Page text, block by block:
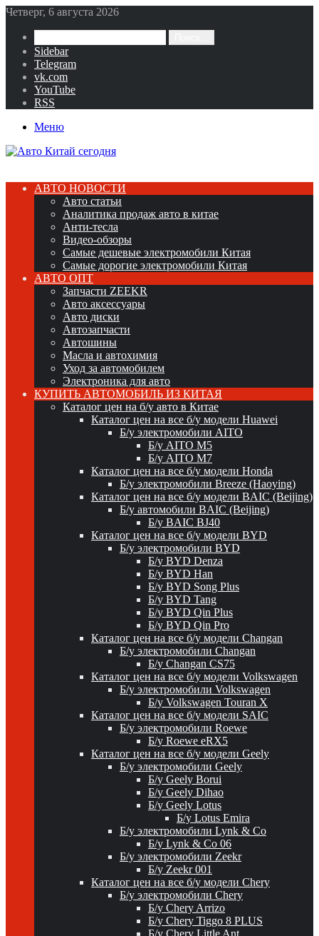
Четверг, 6 августа 2026
Sidebar
Telegram
vk.com
YouTube
RSS
Меню
АВТО НОВОСТИ
Авто статьи
Аналитика продаж авто в китае
Анти-тесла
Видео-обзоры
Самые дешевые электромобили Китая
Самые дорогие электромобили Китая
АВТО ОПТ
Запчасти ZEEKR
Авто аксессуары
Авто диски
Автозапчасти
Автошины
Масла и автохимия
Уход за автомобилем
Электроника для авто
КУПИТЬ АВТОМОБИЛЬ ИЗ КИТАЯ
Каталог цен на б/у авто в Китае
Каталог цен на все б/у модели Huawei
Б/у электромобили AITO
Б/у AITO M5
Б/у AITO M7
Каталог цен на все б/у модели Honda
Б/у электромобили Breeze (Haoying)
Каталог цен на все б/у модели BAIC (Beijing)
Б/у автомобили BAIC (Beijing)
Б/у BAIC BJ40
Каталог цен на все б/у модели BYD
Б/у электромобили BYD
Б/у BYD Denza
Б/у BYD Han
Б/у BYD Song Plus
Б/у BYD Tang
Б/у BYD Qin Plus
Б/у BYD Qin Pro
Каталог цен на все б/у модели Changan
Б/у электромобили Changan
Б/у Changan CS75
Каталог цен на все б/у модели Volkswagen
Б/у электромобили Volkswagen
Б/у Volkswagen Touran X
Каталог цен на все б/у модели SAIC
Б/у электромобили Roewe
Б/у Roewe eRX5
Каталог цен на все б/у модели Geely
Б/у электромобили Geely
Б/у Geely Borui
Б/у Geely Dihao
Б/у Geely Lotus
Б/у Lotus Emira
Б/у электромобили Lynk & Co
Б/у Lynk & Co 06
Б/у электромобили Zeekr
Б/у Zeekr 001
Каталог цен на все б/у модели Chery
Б/у электромобили Chery
Б/у Chery Arrizo
Б/у Chery Tiggo 8 PLUS
Б/у Chery Little Ant